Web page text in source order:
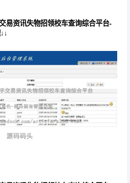
易资讯失物招领校车查询综合平台-